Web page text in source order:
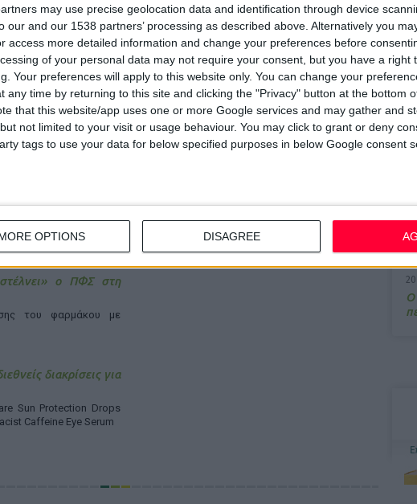
may use precise geolocation data and identification through device
our and our 1538 partners’ processing as described above. Alternatively you
access more detailed information and change your preferences before
of your personal data may not require your consent, but you have a right
Your preferences will apply to this website only. You can change your
any time by returning to this site and clicking the "Privacy" button at the bottom
that this website/app uses one or more Google services and may gather and
not limited to your visit or usage behaviour. You may click to grant or deny
tags to use your data for below specified purposes in below Google consent
OPTIONS DISAGREE
Ο
και την Τανζανία. Επίσης τον Οκτώβριο του 2008 μέλη της
οργάνωσης, σε συνεργασία με το Υπουργείο Εξωτερικών θα
μεταβούν για εμβολιασμούς στη Μπουρκίνα Φάσο.
ο ΠΦΣ στη
του φαρμάκου με
διακρίσεις για
Sun Protection Drops
Caffeine Eye Serum